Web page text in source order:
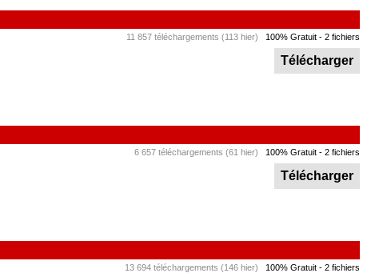
11 857 téléchargements (113 hier) 100% Gratuit - 2 fichiers
Télécharger
6 657 téléchargements (61 hier) 100% Gratuit - 2 fichiers
Télécharger
13 694 téléchargements (146 hier) 100% Gratuit - 2 fichiers